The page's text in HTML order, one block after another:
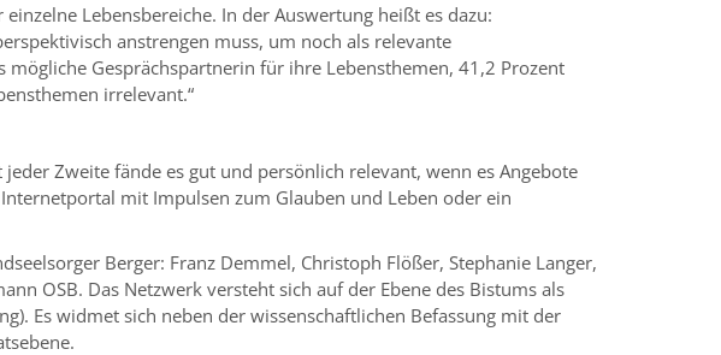
Lebensbereiche. In der Auswertung heißt es dazu:
anstrengen muss, um noch als relevante
Gesprächspartnerin für ihre Lebensthemen, 41,2 Prozent
irrelevant.“
Zweite fände es gut und persönlich relevant, wenn es Angebote
mit Impulsen zum Glauben und Leben oder ein
Berger: Franz Demmel, Christoph Flößer, Stephanie Langer,
OSB. Das Netzwerk versteht sich auf der Ebene des Bistums als
Es widmet sich neben der wissenschaftlichen Befassung mit der